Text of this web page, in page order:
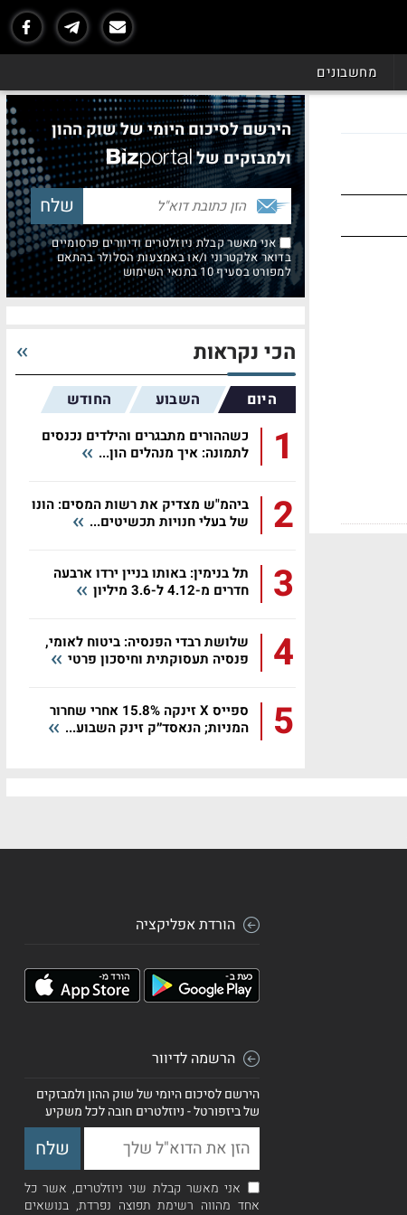
מחשבונים
הירשם לסיכום היומי של שוק ההון
ולמבזקים של
אני מאשר קבלת ניוזלטרים ודיוורים פרסומיים
בדואר אלקטרוני ו/או באמצעות הסלולר בהתאם
למפורט בסעיף 10 בתנאי השימוש
הכי נקראות
היום השבוע החודש
1
כשההורים מתבגרים והילדים נכנסים
לתמונה: איך מנהלים הון...
2
ביהמ"ש מצדיק את רשות המסים: הונו
של בעלי חנויות תכשיטים...
3
תל בנימין: באותו בניין ירדו ארבעה
חדרים מ-4.12 ל-3.6 מיליון
4
שלושת רבדי הפנסיה: ביטוח לאומי,
פנסיה תעסוקתית וחיסכון פרטי
5
ספייס X זינקה 15.8% אחרי שחרור
המניות; הנאסד״ק זינק השבוע...
הורדת אפליקציה
הרשמה לדיוור
הירשם לסיכום היומי של שוק ההון ולמבזקים
של ביזפורטל - ניוזלטרים חובה לכל משקיע
אני מאשר קבלת שני ניוזלטרים, אשר כל
אחד מהווה רשימת תפוצה נפרדת, בנושאים